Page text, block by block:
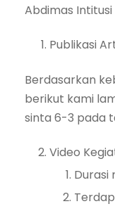
Abdimas Intitusi
Publikasi
Berdasarkan
berikut kami
sinta 6-3 pada
Video
Durasi